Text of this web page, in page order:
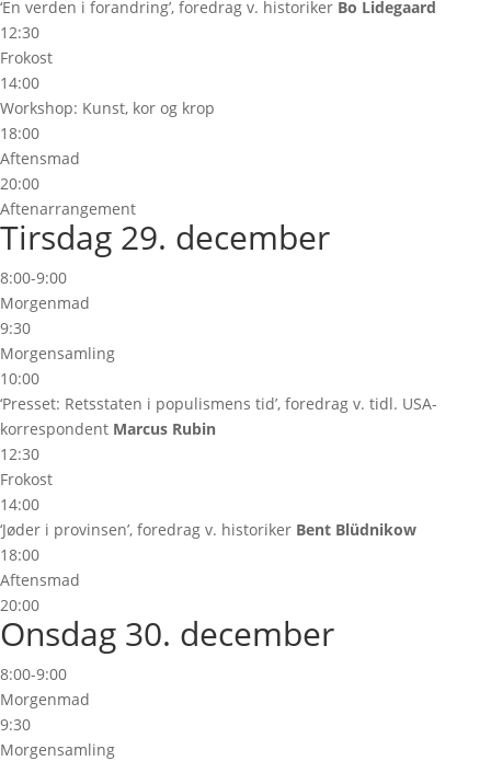
‘En verden i forandring’, foredrag v. historiker Bo Lidegaard
12:30
Frokost
14:00
Workshop: Kunst, kor og krop
18:00
Aftensmad
20:00
Aftenarrangement
Tirsdag 29. december
8:00-9:00
Morgenmad
9:30
Morgensamling
10:00
‘Presset: Retsstaten i populismens tid’, foredrag v. tidl. USA-
korrespondent Marcus Rubin
12:30
Frokost
14:00
‘Jøder i provinsen’, foredrag v. historiker Bent Blüdnikow
18:00
Aftensmad
20:00
Onsdag 30. december
8:00-9:00
Morgenmad
9:30
Morgensamling